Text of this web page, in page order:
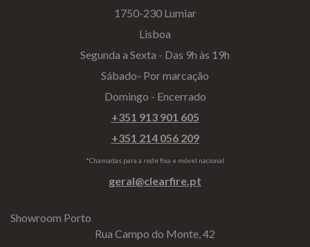
1750-230 Lumiar
Lisboa
Segunda a Sexta - Das 9h às 19h
Sábado- Por marcação
Domingo - Encerrado
+351 913 901 605
+351 214 056 209
*Chamadas para a rede fixa e móvel nacional
geral@clearfire.pt
Showroom Porto
Rua Campo do Monte, 42